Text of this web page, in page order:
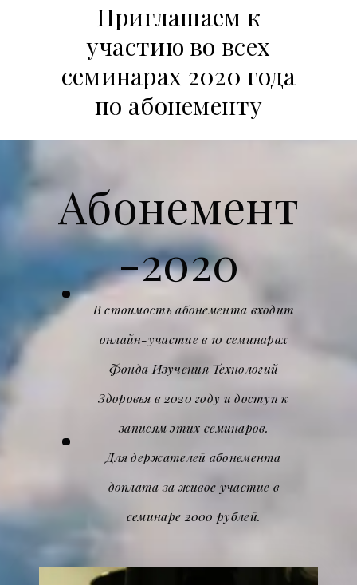
Приглашаем к
участию во всех
семинарах 2020 года
по абонементу
Абонемент
-2020
В стоимость абонемента входит
онлайн-участие в 10 семинарах
Фонда Изучения Технологий
Здоровья в 2020 году и доступ к
записям этих семинаров.
Для держателей абонемента
доплата за живое участие в
семинаре 2000 рублей.